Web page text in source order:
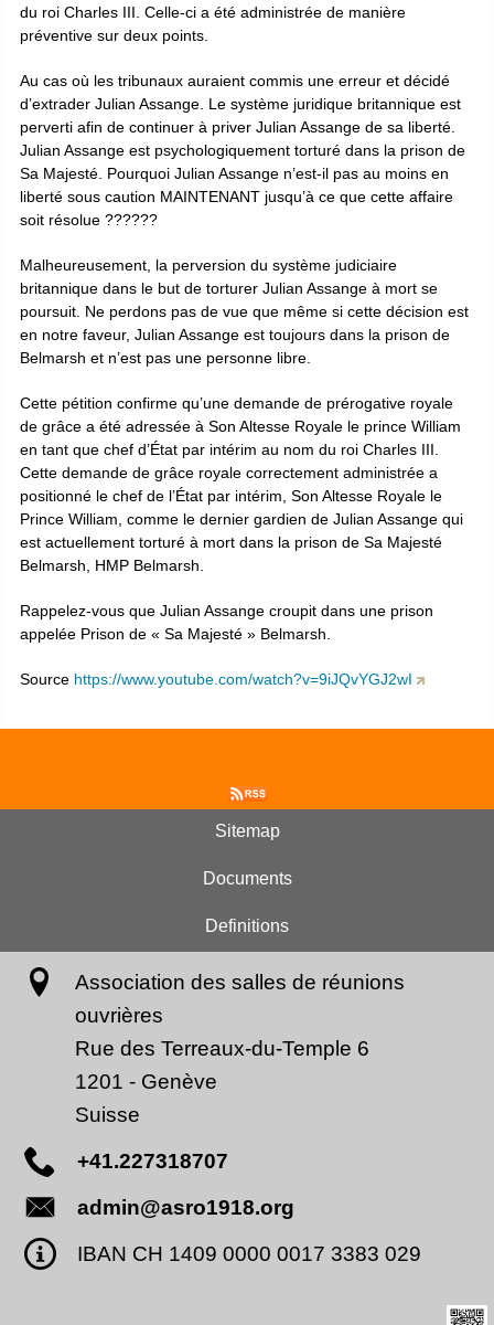
du roi Charles III. Celle-ci a été administrée de manière
préventive sur deux points.
Au cas où les tribunaux auraient commis une erreur et décidé
d’extrader Julian Assange. Le système juridique britannique est
perverti afin de continuer à priver Julian Assange de sa liberté.
Julian Assange est psychologiquement torturé dans la prison de
Sa Majesté. Pourquoi Julian Assange n’est-il pas au moins en
liberté sous caution MAINTENANT jusqu’à ce que cette affaire
soit résolue ??????
Malheureusement, la perversion du système judiciaire
britannique dans le but de torturer Julian Assange à mort se
poursuit. Ne perdons pas de vue que même si cette décision est
en notre faveur, Julian Assange est toujours dans la prison de
Belmarsh et n’est pas une personne libre.
Cette pétition confirme qu’une demande de prérogative royale
de grâce a été adressée à Son Altesse Royale le prince William
en tant que chef d’État par intérim au nom du roi Charles III.
Cette demande de grâce royale correctement administrée a
positionné le chef de l’État par intérim, Son Altesse Royale le
Prince William, comme le dernier gardien de Julian Assange qui
est actuellement torturé à mort dans la prison de Sa Majesté
Belmarsh, HMP Belmarsh.
Rappelez-vous que Julian Assange croupit dans une prison
appelée Prison de « Sa Majesté » Belmarsh.
Source https://www.youtube.com/watch?v=9iJQvYGJ2wI
Sitemap
Documents
Definitions
Association des salles de réunions
ouvrières
Rue des Terreaux-du-Temple 6
1201 - Genève
Suisse
+41.227318707
admin@asro1918.org
IBAN CH 1409 0000 0017 3383 029